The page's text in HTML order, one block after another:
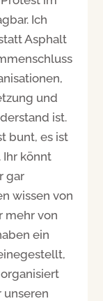
Ich
Asphalt
und
ist.
bunt, es ist
Ihr könnt
gar
wissen von
mehr von
ein
unseren